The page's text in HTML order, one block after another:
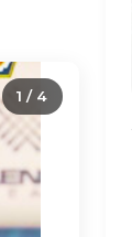
2 / 4